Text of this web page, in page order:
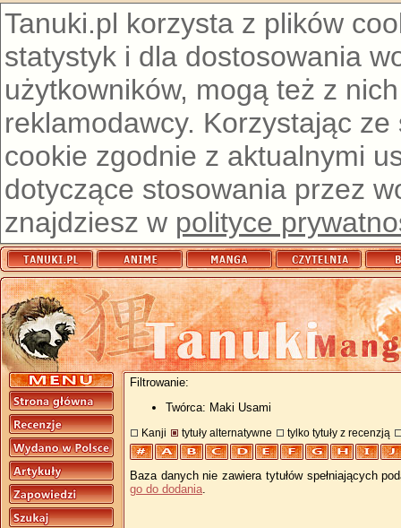
Tanuki.pl korzysta z plików
statystyk i dla dostosowania
użytkowników, mogą też z
reklamodawcy. Korzystając
cookie zgodnie z aktualnymi
dotyczące stosowania przez
znajdziesz w polityce
Filtrowanie:
Twórca: Maki Usami
Kanji tytuły alternatywne tylko tytuły z recenzją
Baza danych nie zawiera tytułów spełniających
go do dodania.